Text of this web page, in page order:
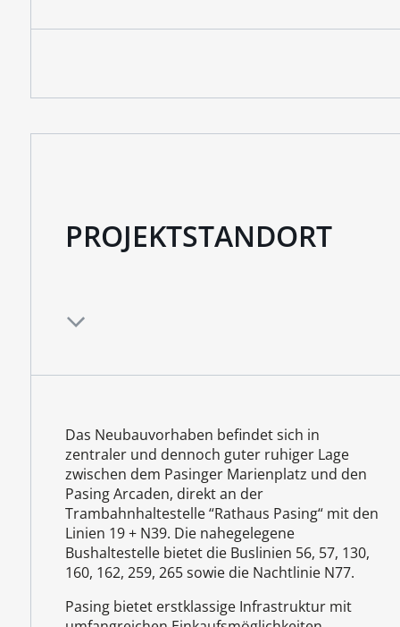
PROJEKTSTANDORT
Das Neubauvorhaben befindet sich in
zentraler und dennoch guter ruhiger Lage
zwischen dem Pasinger Marienplatz und den
Pasing Arcaden, direkt an der
Trambahnhaltestelle “Rathaus Pasing“ mit den
Linien 19 + N39. Die nahegelegene
Bushaltestelle bietet die Buslinien 56, 57, 130,
160, 162, 259, 265 sowie die Nachtlinie N77.
Pasing bietet erstklassige Infrastruktur mit